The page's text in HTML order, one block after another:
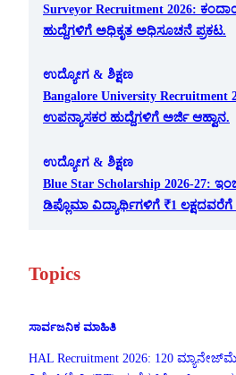
Surveyor Recruitment 2026:
ಹುದ್ದೆಗಳಿಗೆ ಅಧಿಕೃತ ಅಧಿಸೂಚನೆ ಪ್ರಕಟ.
ಉದ್ಯೋಗ & ಶಿಕ್ಷಣ
Bangalore University
ಉಪನ್ಯಾಸಕರ ಹುದ್ದೆಗಳಿಗೆ ಅರ್ಜಿ ಆಹ್ವಾನ.
ಉದ್ಯೋಗ & ಶಿಕ್ಷಣ
Blue Star Scholarship 2026-27:
ಡಿಪ್ಲೊಮಾ ವಿದ್ಯಾರ್ಥಿಗಳಿಗೆ ₹1
Topics
ಸಾರ್ವಜನಿಕ ಮಾಹಿತಿ
HAL Recruitment 2026: 120